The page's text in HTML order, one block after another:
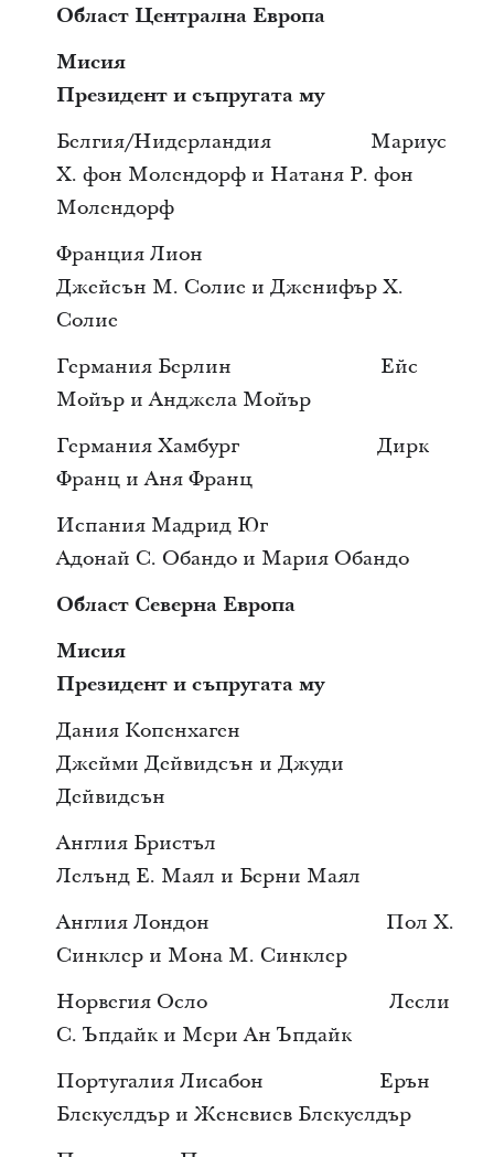
Област Централна Европа
Мисия
Президент и съпругата му
Белгия/Нидерландия Мариус
Х. фон Молендорф и Натаня Р. фон
Молендорф
Франция Лион
Джейсън М. Солие и Дженифър Х.
Солие
Германия Берлин Ейс
Мойър и Анджела Мойър
Германия Хамбург Дирк
Франц и Аня Франц
Испания Мадрид Юг
Адонай С. Обандо и Мария Обандо
Област Северна Европа
Мисия
Президент и съпругата му
Дания Копенхаген
Джейми Дейвидсън и Джуди
Дейвидсън
Англия Бристъл
Лелънд Е. Маял и Берни Маял
Англия Лондон Пол Х.
Синклер и Мона М. Синклер
Норвегия Осло Лесли
С. Ъпдайк и Мери Ан Ъпдайк
Португалия Лисабон Ерън
Блекуелдър и Женевиев Блекуелдър